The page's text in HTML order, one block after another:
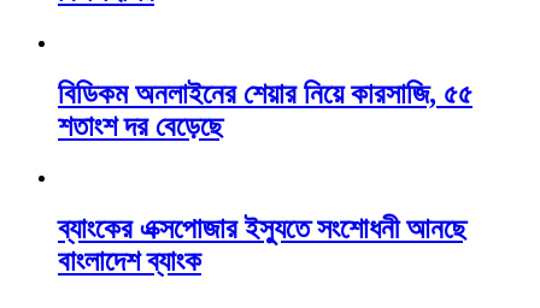
বিডিকম অনলাইনের শেয়ার নিয়ে কারসাজি, ৫৫
শতাংশ দর বেড়েছে
ব্যাংকের এক্সপোজার ইস্যুতে সংশোধনী আনছে
বাংলাদেশ ব্যাংক